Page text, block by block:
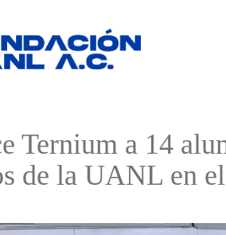
Ternium a 14
de la UANL en